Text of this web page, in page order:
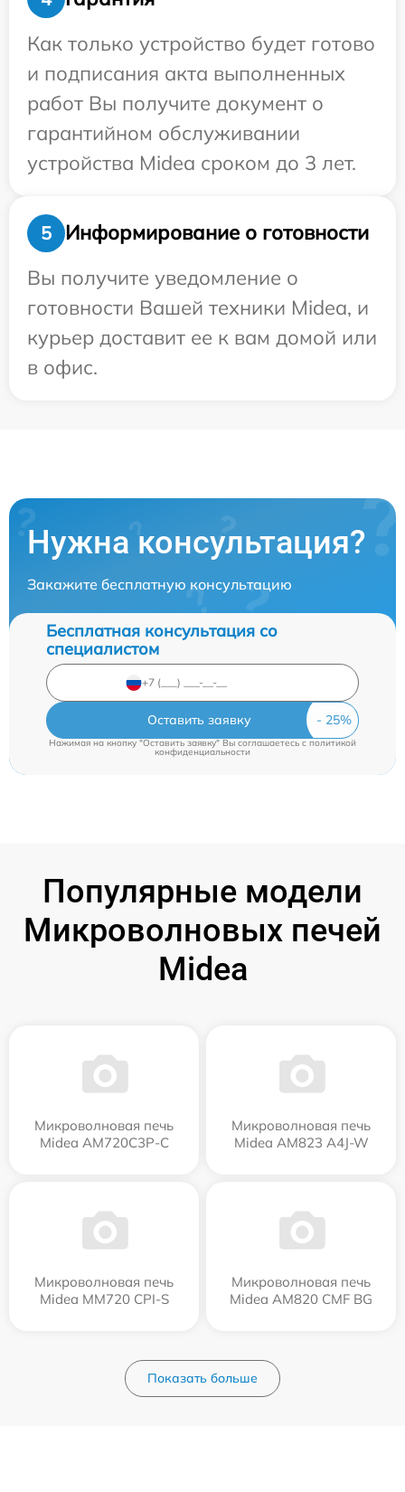
Как только устройство будет готово
и подписания акта выполненных
работ Вы получите документ о
гарантийном обслуживании
устройства Midea сроком до 3 лет.
5
Информирование о готовности
Вы получите уведомление о
готовности Вашей техники Midea, и
курьер доставит ее к вам домой или
в офис.
Нужна консультация?
Закажите бесплатную консультацию
Бесплатная консультация со
специалистом
Оставить заявку
Нажимая на кнопку "Оставить заявку" Вы соглашаетесь cполитикой
конфиденциальности
Популярные модели
Микроволновых печей
Midea
Микроволновая печь
Midea AM720C3P-C
Микроволновая печь
Midea AM823 A4J-W
Микроволновая печь
Midea MM720 CPI-S
Микроволновая печь
Midea AM820 CMF BG
Показать больше